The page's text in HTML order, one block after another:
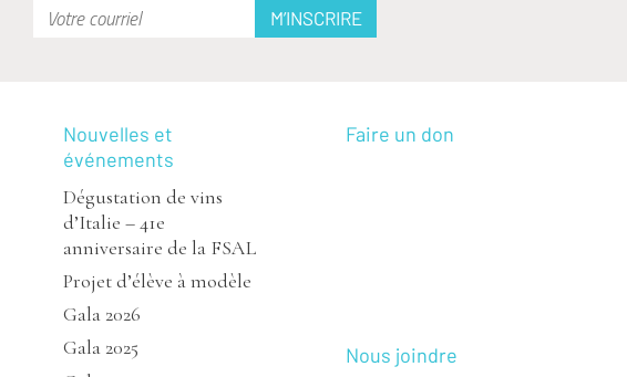
Nouvelles et
événements
Dégustation de vins
d’Italie – 41e
anniversaire de la FSAL
Projet d’élève à modèle
Gala 2026
Gala 2025
Faire un don
Nous joindre